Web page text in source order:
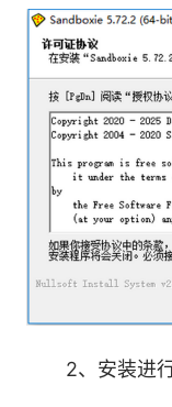
木马和病毒总
们在安装程序
存在一定的风
险降低为零了。
选要安装或解
择“用沙盘运行
该程序。同样
上有两个“[#]”
绑木马的程序
2、安装进行